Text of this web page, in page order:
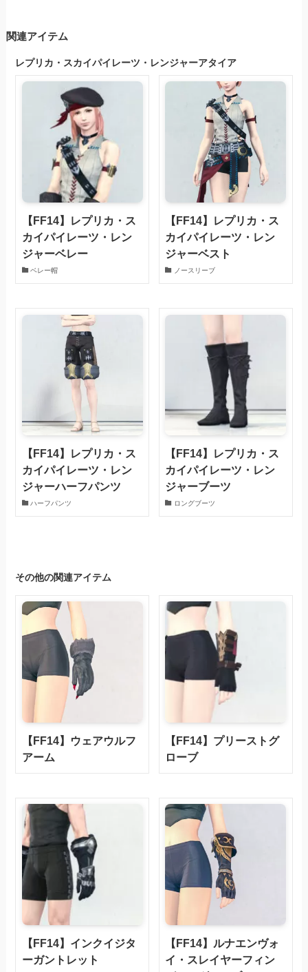
関連アイテム
レプリカ・スカイパイレーツ・レンジャーアタイア
【FF14】レプリカ・ス
カイパイレーツ・レン
ジャーベレー
ベレー帽
【FF14】レプリカ・ス
カイパイレーツ・レン
ジャーベスト
ノースリーブ
【FF14】レプリカ・ス
カイパイレーツ・レン
ジャーハーフパンツ
ハーフパンツ
【FF14】レプリカ・ス
カイパイレーツ・レン
ジャーブーツ
ロングブーツ
その他の関連アイテム
【FF14】ウェアウルフ
アーム
【FF14】プリーストグ
ローブ
【FF14】インクイジタ
ーガントレット
【FF14】ルナエンヴォ
イ・スレイヤーフィン